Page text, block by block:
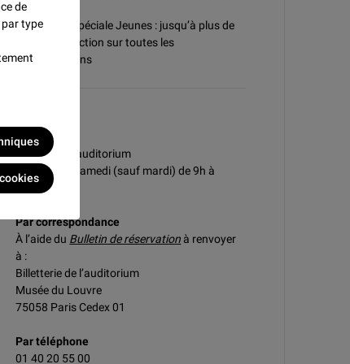
de
type
tarif à l'unité
D'une offre spéciale Jeunes : jusqu’à plus de
60 % de réduction sur toutes les
manifestations
Sur place
Caisses de l'auditorium
Du lundi au samedi (sauf mardi) de 9h à
17h15.
Par correspondance
À l’aide du Bulletin de réservation à renvoyer
à :
Billetterie de l’auditorium
Musée du Louvre
75058 Paris Cedex 01
Par téléphone
01 40 20 55 00